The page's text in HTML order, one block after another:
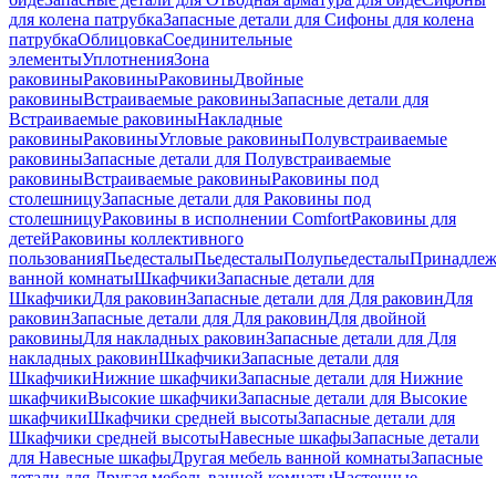
для колена патрубкаЗапасные детали для Сифоны для колена
патрубкаОблицовкаСоединительные
элементыУплотненияЗона
раковиныРаковиныРаковиныДвойные
раковиныВстраиваемые раковиныЗапасные детали для
Встраиваемые раковиныНакладные
раковиныРаковиныУгловые раковиныПолувстраиваемые
раковиныЗапасные детали для Полувстраиваемые
раковиныВстраиваемые раковиныРаковины под
столешницуЗапасные детали для Раковины под
столешницуРаковины в исполнении ComfortPаковины для
детейРаковины коллективного
пользованияПьедесталыПьедесталыПолупьедесталы
ванной комнатыШкафчикиЗапасные детали для
ШкафчикиДля раковинЗапасные детали для Для раковинДля
раковинЗапасные детали для Для раковинДля двойной
раковиныДля накладных pаковинЗапасные детали для Для
накладных pаковинШкафчикиЗапасные детали для
ШкафчикиНижние шкафчикиЗапасные детали для Нижние
шкафчикиВысокие шкафчикиЗапасные детали для Высокие
шкафчикиШкафчики средней высотыЗапасные детали для
Шкафчики средней высотыНавесные шкафыЗапасные детали
для Навесные шкафыДругая мебель ванной комнатыЗапасные